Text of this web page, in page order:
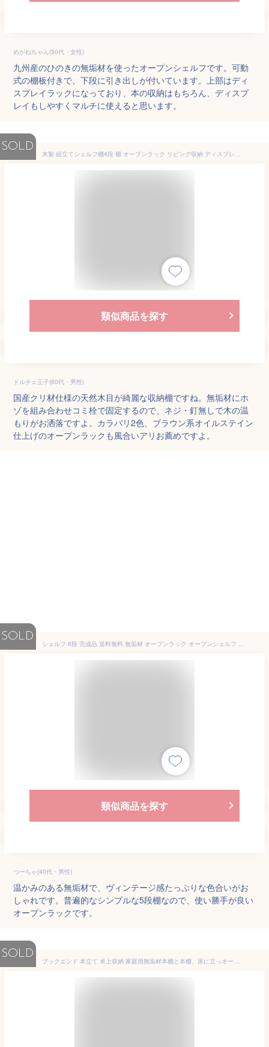
めがねちゃん(50代・女性)
九州産のひのきの無垢材を使ったオープンシェルフです。可動
式の棚板付きで、下段に引き出しが付いています。上部はディ
スプレイラックになっており、本の収納はもちろん、ディスプ
レイもしやすくマルチに使えると思います。
SOLD
木製 組立てシェルフ棚4段 棚 オープンラック リビング収納 ディスプレイ シェルフ ラック 無垢 木製 インテリア 国産 日本産 天然木 リビング 子供部屋 書斎 和室 【送料無料】
類似商品を探す
ドルチェ王子(60代・男性)
国産クリ材仕様の天然木目が綺麗な収納棚ですね。無垢材にホ
ゾを組み合わせコミ栓で固定するので、ネジ・釘無しで木の温
もりがお洒落ですよ。カラバリ2色、ブラウン系オイルステイン
仕上げのオープンラックも風合いアリお薦めですよ。
SOLD
シェルフ 6段 完成品 送料無料 無垢材 オープンラック オープンシェルフ 収納棚 ウッドラック 収納ラック 間仕切り おしゃれ ヴィンテージ ビンテージ アンティーク 古材 Rootage
類似商品を探す
つーちゃ(40代・男性)
温かみのある無垢材で、ヴィンテージ感たっぷりな色合いがお
しゃれです。普遍的なシンプルな5段棚なので、使い勝手が良い
オープンラックです。
SOLD
ブックエンド 本立て 卓上収納 家庭用無垢材本棚と本棚、床に立っオープン棚簡単に組み立て現代のシンプルな多目的収納ラック (Color : Brown)